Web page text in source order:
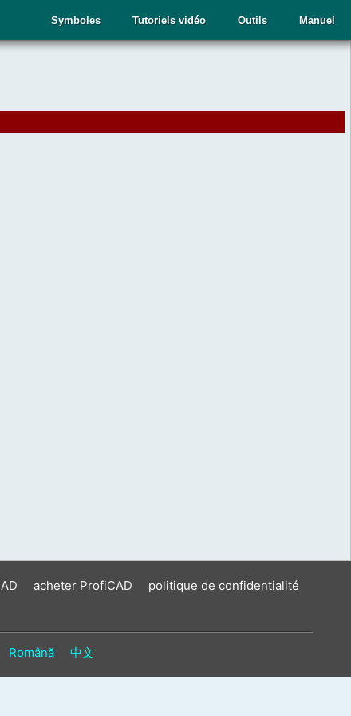
Manuel
Outils
Tutoriels vidéo
Symboles
acheter ProfiCAD
politique de confidentialité
Română 中文